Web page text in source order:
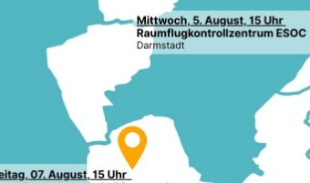
für Marco Hesser und
Grimm